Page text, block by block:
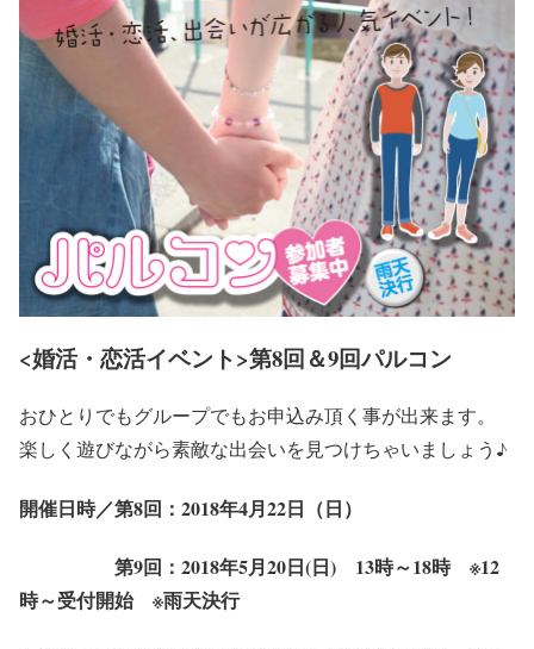
<婚活・恋活イベント>第8回＆9回パルコン
おひとりでもグループでもお申込み頂く事が出来ます。
楽しく遊びながら素敵な出会いを見つけちゃいましょう♪
開催日時／第8回：2018年4月22日（日）
第9回：2018年5月20日(日) 13時～18時 ※12
時～受付開始 ※雨天決行